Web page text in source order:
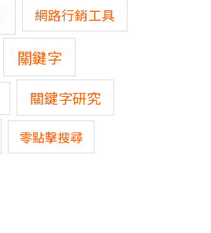
網路行銷工具
關鍵字
關鍵字研究
零點擊搜尋